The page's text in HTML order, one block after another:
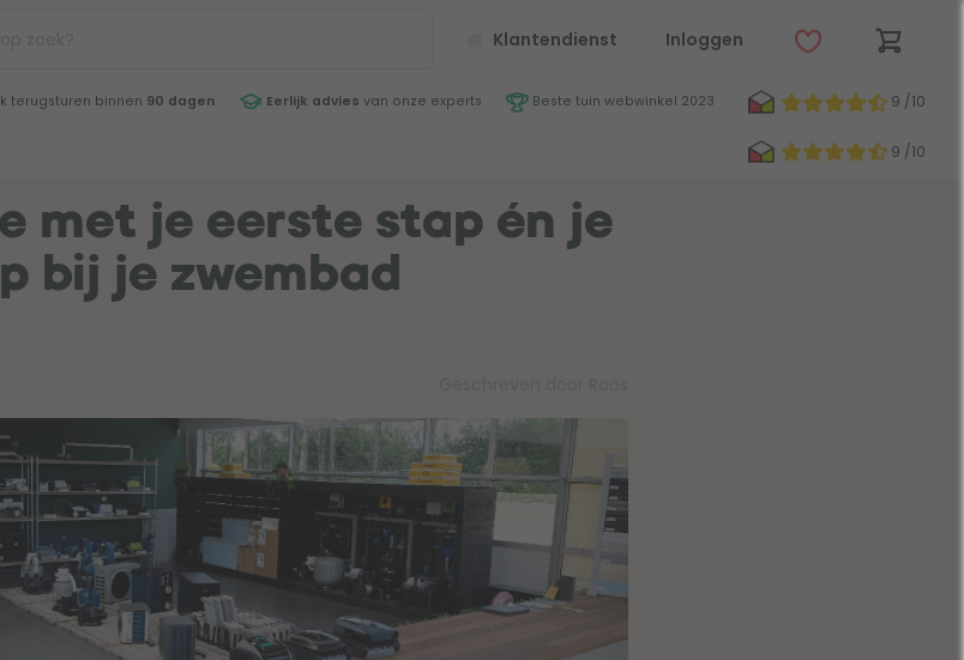
Klantendienst Inloggen
terugsturen binnen 90 dagen Eerlijk advies van onze experts Beste tuin webwinkel 2023 9 /10
9 /10
met je eerste stap én je
bij je zwembad